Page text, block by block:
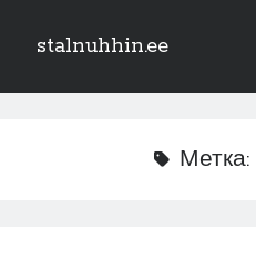
stalnuhhin.ee
Боковая
Метка: